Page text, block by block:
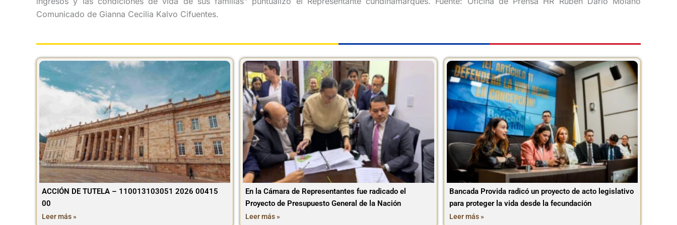
Comunicado de Gianna Cecilia Kalvo Cifuentes.
ACCIÓN DE TUTELA – 110013103051 2026 00415
00
Leer más »
En la Cámara de Representantes fue radicado el
Proyecto de Presupuesto General de la Nación
Leer más »
Bancada Provida radicó un proyecto de acto legislativo
para proteger la vida desde la fecundación
Leer más »